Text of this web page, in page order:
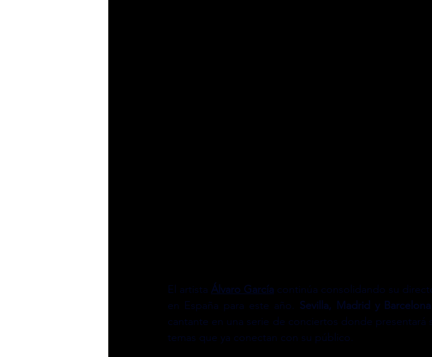
El artista Álvaro García continúa consolidando su
en España para este año. Sevilla, Madrid y Barcelona
cantante en una serie de conciertos donde
temas que ya conectan con su público.